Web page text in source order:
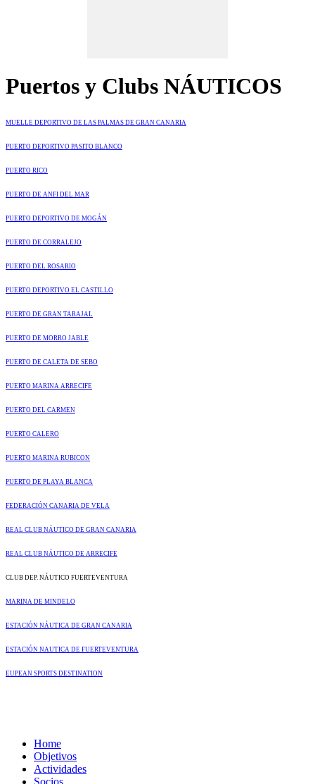
Puertos y Clubs NÁUTICOS
MUELLE DEPORTIVO DE LAS PALMAS DE GRAN CANARIA
PUERTO DEPORTIVO PASITO BLANCO
PUERTO RICO
PUERTO DE ANFI DEL MAR
PUERTO DEPORTIVO DE MOGÁN
PUERTO DE CORRALEJO
PUERTO DEL ROSARIO
PUERTO DEPORTIVO EL CASTILLO
PUERTO DE GRAN TARAJAL
PUERTO DE MORRO JABLE
PUERTO DE CALETA DE SEBO
PUERTO MARINA ARRECIFE
PUERTO DEL CARMEN
PUERTO CALERO
PUERTO MARINA RUBICON
PUERTO DE PLAYA BLANCA
FEDERACIÓN CANARIA DE VELA
REAL CLUB NÁUTICO DE GRAN CANARIA
REAL CLUB NÁUTICO DE ARRECIFE
CLUB DEP. NÁUTICO FUERTEVENTURA
MARINA DE MINDELO
ESTACIÓN NÁUTICA DE GRAN CANARIA
ESTACIÓN NAUTICA DE FUERTEVENTURA
EUPEAN SPORTS DESTINATION
Home
Objetivos
Actividades
Socios